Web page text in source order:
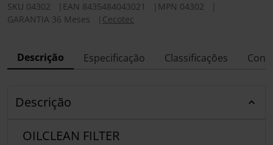
SKU 04302 EAN 8435484043021 MPN 04302
GARANTIA 36 Meses
Cecotec
Descrição Especificação Classificações
Descrição
OILCLEAN FILTER